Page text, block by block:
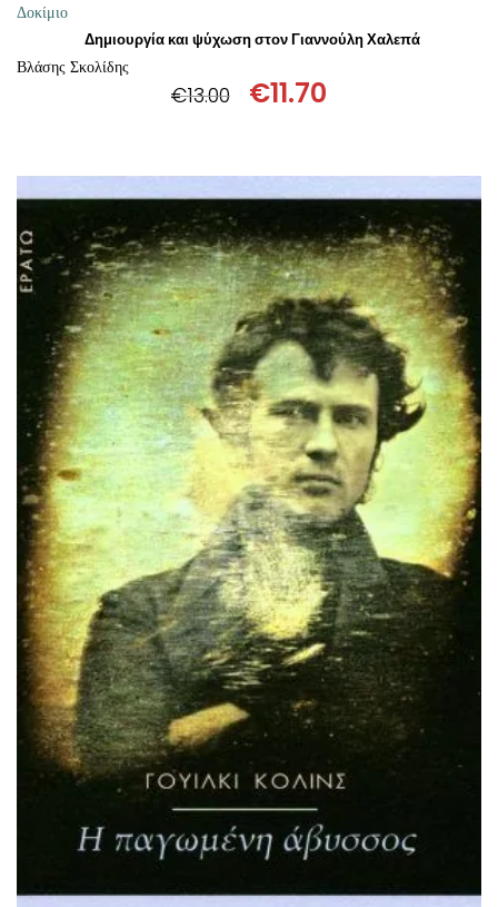
ΠΡΟΣΘΉΚΗ ΣΤΟ ΚΑΛΆΘΙ
Δοκίμιο
Δημιουργία και ψύχωση στον Γιαννούλη Χαλεπά
Βλάσης Σκολίδης
€13.00
was:
€13.00.
€11.70
τιμή
είναι:
€11.70.